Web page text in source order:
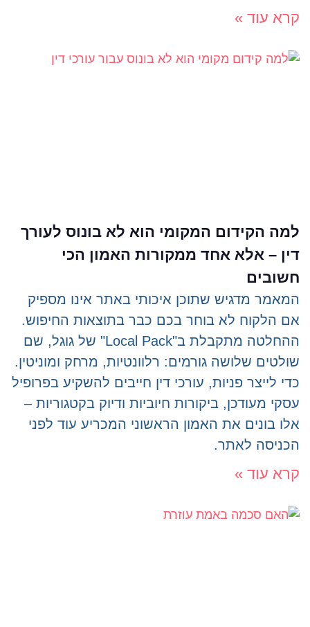
קרא עוד »
למה הקידום המקומי הוא לא בונוס לעורך
דין – אלא אחד ממקורות האמון הכי
חשובים
המאמר מדגיש שתוכן איכותי באתר אינו מספיק
אם הלקוח לא בוחר בכם כבר בתוצאות החיפוש.
ההחלטה מתקבלת ב"Local Pack" של גוגל, שם
שולטים שלושה גורמים: רלוונטיות, מרחק ומוניטין.
כדי לייצר פניות, עורכי דין חייבים להשקיע בפרופיל
עסקי מעודכן, ביקורות חיוביות ודיוק בקטגוריות –
אלו בונים את האמון הראשוני המכריע עוד לפני
הכניסה לאתר.
קרא עוד »